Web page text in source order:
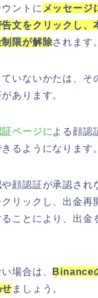
ントにメッセージ
文をクリックし、
限が解除されます。
いないかたは、そ
あります。
証ページによる顔認
るようになります。
顔認証が承認され
リックし、出金再
ことにより、出金
場合は、
Binance
ましょう。